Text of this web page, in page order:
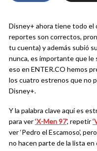
Disney+ ahora tiene todo el
reportes son correctos,
tu cuenta) y además subió
nunca, es importante que
eso en ENTER.CO hemos
los cuatro estrenos que no
Disney+.
Y la palabra clave aquí es
para ver‘X-Men 97’, repetir
ver ‘Pedro el Escamoso’,
no hacen parte de la lista